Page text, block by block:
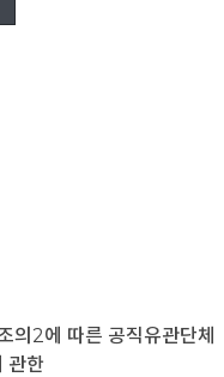
의2에 따른 공직유관단체
관한